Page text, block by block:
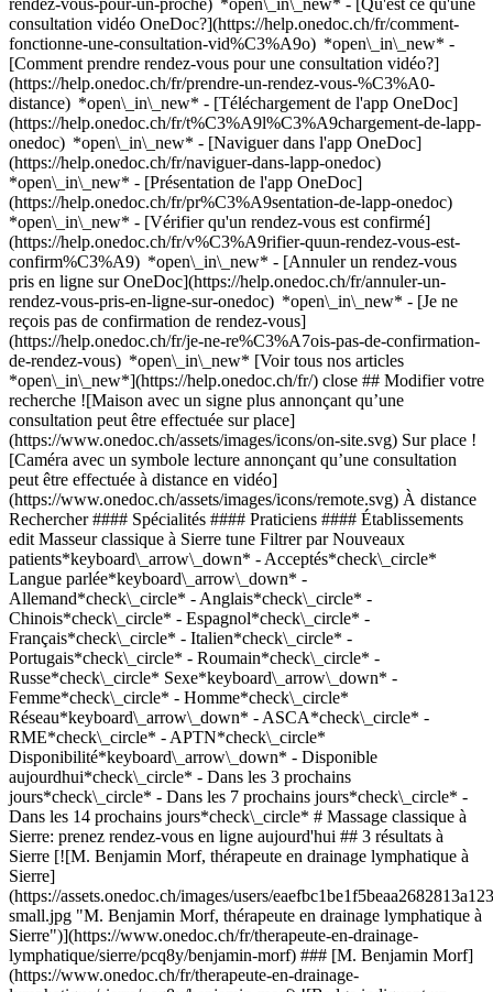
rendez-vous-pour-un-proche) *open\_in\_new* - [Qu'est ce qu'une
consultation vidéo OneDoc?](https://help.onedoc.ch/fr/comment-
fonctionne-une-consultation-vid%C3%A9o) *open\_in\_new* -
[Comment prendre rendez-vous pour une consultation vidéo?]
(https://help.onedoc.ch/fr/prendre-un-rendez-vous-%C3%A0-
distance) *open\_in\_new* - [Téléchargement de l'app OneDoc]
(https://help.onedoc.ch/fr/t%C3%A9l%C3%A9chargement-de-lapp-
onedoc) *open\_in\_new* - [Naviguer dans l'app OneDoc]
(https://help.onedoc.ch/fr/naviguer-dans-lapp-onedoc)
*open\_in\_new* - [Présentation de l'app OneDoc]
(https://help.onedoc.ch/fr/pr%C3%A9sentation-de-lapp-onedoc)
*open\_in\_new* - [Vérifier qu'un rendez-vous est confirmé](https://help.onedoc.ch/fr/v%C3%A9rifier-quun-rendez-vous-est-confirm%C3%A9) *open\_in\_new* - [Annuler un rendez-vous pris en ligne sur OneDoc](https://help.onedoc.ch/fr/annuler-un-rendez-vous-pris-en-ligne-sur-onedoc) *open\_in\_new* - [Je ne reçois pas de confirmation de rendez-vous](https://help.onedoc.ch/fr/je-ne-re%C3%A7ois-pas-de-confirmation-de-rendez-vous) *open\_in\_new* [Voir tous nos articles *open\_in\_new*](https://help.onedoc.ch/fr/) close ## Modifier votre recherche ![Maison avec un signe plus annonçant qu’une consultation peut être effectuée sur place](https://www.onedoc.ch/assets/images/icons/on-site.svg) Sur place ![Caméra avec un symbole lecture annonçant qu’une consultation peut être effectuée à distance en vidéo](https://www.onedoc.ch/assets/images/icons/remote.svg) À distance Rechercher #### Spécialités #### Praticiens #### Établissements edit Masseur classique à Sierre tune Filtrer par Nouveaux patients*keyboard\_arrow\_down* - Acceptés*check\_circle* Langue parlée*keyboard\_arrow\_down* - Allemand*check\_circle* - Anglais*check\_circle* - Chinois*check\_circle* - Espagnol*check\_circle* - Français*check\_circle* - Italien*check\_circle* - Portugais*check\_circle* - Roumain*check\_circle* - Russe*check\_circle* Sexe*keyboard\_arrow\_down* - Femme*check\_circle* - Homme*check\_circle* Réseau*keyboard\_arrow\_down* - ASCA*check\_circle* - RME*check\_circle* - APTN*check\_circle* Disponibilité*keyboard\_arrow\_down* - Disponible aujourdhui*check\_circle* - Dans les 3 prochains jours*check\_circle* - Dans les 7 prochains jours*check\_circle* - Dans les 14 prochains jours*check\_circle* # Massage classique à Sierre: prenez rendez-vous en ligne aujourd'hui ## 3 résultats à Sierre [![M. Benjamin Morf, thérapeute en drainage lymphatique à Sierre](https://assets.onedoc.ch/images/users/eaefbc1be1f5beaa2682813a123a8bb3b9d092e70523c9eb85ea16ee52b282d8-small.jpg "M. Benjamin Morf, thérapeute en drainage lymphatique à Sierre")](https://www.onedoc.ch/fr/therapeute-en-drainage-lymphatique/sierre/pcq8y/benjamin-morf) ### [M. Benjamin Morf](https://www.onedoc.ch/fr/therapeute-en-drainage-lymphatique/sierre/pcq8y/benjamin-morf) ![Badge indiquant un profil vérifié](https://www.onedoc.ch/assets/images/icons/checkmark.svg) [Thérapeute en drainage lymphatique](https://www.onedoc.ch/fr/therapeute-en-drainage-lymphatique/sierre), Masseur classique Positiv'Touch Rue Centrale 6 3960 Sierre ![M. Benjamin Morf est affilié au réseau ASCA](https://assets.onedoc.ch/images/networks/logos/496d325fd4282f2f0a46197dd629fd16fcd2d324839e441a2a65aaa74df08a15-small.png) ![Icône patient avec un signe plus annonçant que le professionnel accepte de nouveaux patients](https://www.onedoc.ch/assets/images/icons/new-patients.svg)Accepte les nouveaux patients [Réserver un RDV](https://www.onedoc.ch/fr/therapeute-en-drainage-lymphatique/sierre/pcq8y/benjamin-morf) *chevron\_left* lun. 03 août *chevron\_right* Voir plus de rendez-vous *error\_outline* Une erreur s'est produite lors du chargement des disponibilités [Réessayer](https://www.onedoc.ch) [![Mme Catherine May, thérapeute en nutrition MCO à Sierre](https://assets.onedoc.ch/images/users/aff238a5e91d1748fefcf429e5a1127778be5ee4ff9f91d4ccf0bda969bb18f0-small.png "Mme Catherine May, thérapeute en nutrition MCO à Sierre")](https://www.onedoc.ch/fr/therapeute-en-nutrition-mco/sierre/pcxj1/catherine-may) ### [Mme Catherine May](https://www.onedoc.ch/fr/therapeute-en-nutrition-mco/sierre/pcxj1/catherine-may) ![Badge indiquant un profil vérifié](https://www.onedoc.ch/assets/images/icons/checkmark.svg) [Thérapeute en nutrition MCO](https://www.onedoc.ch/fr/therapeute-en-nutrition-mco/sierre), Masseuse classique Catherine May Route de Sion 31 3960 Sierre ![Mme Catherine May est affiliée au réseau ASCA](https://assets.onedoc.ch/images/networks/logos/496d325fd4282f2f0a46197dd629fd16fcd2d324839e441a2a65aaa74df08a15-small.png)![Mme Catherine May est affiliée au réseau RME](https://assets.onedoc.ch/images/networks/logos/a202aabd14cdddb5ff03205af2481fb805645ff903773c55a6c572d22f23762e-small.png) ![Icône patient avec un signe plus annonçant que le professionnel accepte de nouveaux patients](https://www.onedoc.ch/assets/images/icons/new-patients.svg)Accepte les nouveaux patients [Réserver un RDV](https://www.onedoc.ch/fr/therapeute-en-nutrition-mco/sierre/pcxj1/catherine-may) *chevron\_left* lun. 03 août *chevron\_right* Voir plus de rendez-vous *error\_outline* Une erreur s'est produite lors du chargement des disponibilités [Réessayer](https://www.onedoc.ch) ## __Masseurs classique__: d'autres spécialistes sont réservables en ligne dans les environs de __Sierre__ [![Mme Claudia Bétrisey, naturopathe MCO/TEN à Ayent](https://assets.onedoc.ch/images/users/d7818c5d65704362f33648aa1c0fce5b0388dfb071c7f1a917fd405b9e907442-small.jpg "Mme Claudia Bétrisey, naturopathe MCO/TEN à Ayent")](https://www.onedoc.ch/fr/naturopathe-mco-ten/ayent/pcx4v/claudia-betrisey) ### [Mme Claudia Bétrisey](https://www.onedoc.ch/fr/naturopathe-mco-ten/ayent/pcx4v/claudia-betrisey) ![Badge indiquant un profil vérifié](https://www.onedoc.ch/assets/images/icons/checkmark.svg) [Naturopathe MCO/TEN](https://www.onedoc.ch/fr/naturopathe-mco-ten/ayent), [Masseuse classique](https://www.onedoc.ch/fr/masseur-classique/ayent) Envols | Cabinet de Mme Bétrisey Route de Luc 7 1966 Ayent ![Mme Claudia Bétrisey est affiliée au réseau ASCA](https://assets.onedoc.ch/images/networks/logos/496d325fd4282f2f0a46197dd629fd16fcd2d324839e441a2a65aaa74df08a15-small.png) ![Icône patient avec un signe plus annonçant que le professionnel accepte de nouveaux patients](https://www.onedoc.ch/assets/images/icons/new-patients.svg)Accepte les nouveaux patients [Réserver un RDV](https://www.onedoc.ch/fr/naturopathe-mco-ten/ayent/pcx4v/claudia-betrisey) *chevron\_left* lun. 03 août *chevron\_right* Voir plus de rendez-vous *error\_outline* Une erreur s'est produite lors du chargement des disponibilités [Réessayer](https://www.onedoc.ch) [![Mme Letizia D'Andrea, naturopathe MCO/TEN à Ayent](https://assets.onedoc.ch/images/users/a5f3564f429b304382c101c653157dc159cf0e8de39ed4f254ec6bd82ea3bd95-small.jpg "Mme Letizia D'Andrea, naturopathe MCO/TEN à Ayent")](https://www.onedoc.ch/fr/naturopathe-mco-ten/ayent/pc4sb/letizia-d-andrea) ### [Mme Letizia D'Andrea](https://www.onedoc.ch/fr/naturopathe-mco-ten/ayent/pc4sb/letizia-d-andrea) ![Badge indiquant un profil vérifié](https://www.onedoc.ch/assets/images/icons/checkmark.svg) [Naturopathe MCO/TEN](https://www.onedoc.ch/fr/naturopathe-mco-ten/ayent), [Masseuse classique](https://www.onedoc.ch/fr/masseur-classique/ayent) Cabinet Médical d'Ayent Route de Saint-Romain 49 1966 Ayent ![Mme Letizia D'Andrea est affiliée au réseau ASCA](https://assets.onedoc.ch/images/networks/logos/496d325fd4282f2f0a46197dd629fd16fcd2d324839e441a2a65aaa74df08a15-small.png)![Mme Letizia D'Andrea est affiliée au réseau RME](https://assets.onedoc.ch/images/networks/logos/a202aabd14cdddb5ff03205af2481fb805645ff903773c55a6c572d22f23762e-small.png) ![Icône patient avec un signe plus annonçant que le professionnel accepte de nouveaux patients](https://www.onedoc.ch/assets/images/icons/new-patients.svg)Accepte les nouveaux patients [Réserver un RDV](https://www.onedoc.ch/fr/naturopathe-mco-ten/ayent/pc4sb/letizia-d-andrea) [![Mme Valérie Genoud, masseuse classique à Uvrier](https://assets.onedoc.ch/images/users/7151e2583c6d7c8978c4d322ad923936d3ed31bb7dd0f0064c35362f37d7ebeb-small.png "Mme Valérie Genoud, masseuse classique à Uvrier")](https://www.onedoc.ch/fr/masseuse-classique/uvrier/pci75/valerie-genoud) ### [Mme Valérie Genoud](https://www.onedoc.ch/fr/masseuse-classique/uvrier/pci75/valerie-genoud) ![Badge indiquant un profil vérifié](https://www.onedoc.ch/assets/images/icons/checkmark.svg) [Masseuse classique](https://www.onedoc.ch/fr/masseur-classique/uvrier) Institut "Le bien-être en Soi" Route des Oiseaux 9A 1958 Uvrier ![Mme Valérie Genoud est affiliée au réseau ASCA](https://assets.onedoc.ch/images/networks/logos/496d325fd4282f2f0a46197dd629fd16fcd2d324839e441a2a65aaa74df08a15-small.png) ![Icône patient avec un signe plus annonçant que le professionnel accepte de nouveaux patients](https://www.onedoc.ch/assets/images/icons/new-patients.svg)Accepte les nouveaux patients [Réserver un RDV](https://www.onedoc.ch/fr/masseuse-classique/uvrier/pci75/valerie-genoud) [![Mme Mylène Sitterlé, masseuse classique à Leukerbad](https://assets.onedoc.ch/images/users/94581e24ffc94a152d5e20fa12c67d8d2ba6b15c88a6371a8419a6dd3e88ca9e-small.png "Mme Mylène Sitterlé, masseuse classique à Leukerbad")](https://www.onedoc.ch/fr/masseuse-classique/leukerbad/pcp5c/mylene-sitterle) ### [Mme Mylène Sitterlé](https://www.onedoc.ch/fr/masseuse-classique/leukerbad/pcp5c/mylene-sitterle) ![Badge indiquant un profil vérifié](https://www.onedoc.ch/assets/images/icons/checkmark.svg) [Masseuse classique](https://www.onedoc.ch/fr/masseur-classique/leukerbad) Mylène Sitterlé Massagen Massages DALA Appatmenthaus & Hotel Kurparkstrasse 27 3954 Leukerbad ![Mme Mylène Sitterlé est affiliée au réseau RME](https://assets.onedoc.ch/images/networks/logos/a202aabd14cdddb5ff03205af2481fb805645ff903773c55a6c572d22f23762e-small.png) ![Icône patient avec un signe plus annonçant que le professionnel accepte de nouveaux patients](https://www.onedoc.ch/assets/images/icons/new-patients.svg)Accepte les nouveaux patients [Réserver un RDV](https://www.onedoc.ch/fr/masseuse-classique/leukerbad/pcp5c/mylene-sitterle) [![Mme Anaëlle Racine, masseuse médicale à Sion](https://assets.onedoc.ch/images/users/f567e4458968f56a36ac7a481c0f7255e09277de7f9cf55ce9cb0dcd2dda63b9-small.jpg "Mme Anaëlle Racine, masseuse médicale à Sion")](https://www.onedoc.ch/fr/masseuse-medicale/sion/pc27f/anaelle-racine) ### [Mme Anaëlle Racine](https://www.o